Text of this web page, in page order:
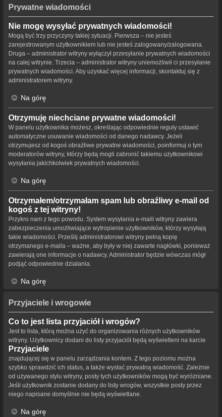
Prywatne wiadomości
Nie mogę wysyłać prywatnych wiadomości!
Mogą być trzy przyczyny takiej sytuacji. Pierwsza – nie jesteś
zarejestrowanym użytkownikiem lub nie jesteś zalogowany/zalogowana.
Druga – administrator witryny wyłączył przesyłanie prywatnych wiadomości
na całej witrynie. Trzecia – administrator witryny uniemożliwił ci przesyłanie
prywatnych wiadomości. Aby uzyskać więcej informacji, skontaktuj się z
administratorem witryny.
Na górę
Otrzymuję niechciane prywatne wiadomości!
W panelu użytkownika możesz, określając odpowiednie reguły ustawić
automatyczne usuwanie wiadomości od danego nadawcy. Jeżeli
otrzymujesz od kogoś obraźliwe prywatne wiadomości, poinformuj o tym
moderatorów witryny, którzy będą mogli zabronić takiemu użytkownikowi
wysyłania jakichkolwiek prywatnych wiadomości.
Na górę
Otrzymałem/otrzymałam spam lub obraźliwy e-mail od
kogoś z tej witryny!
Przykro nam z tego powodu. System wysyłania e-maili witryny zawiera
zabezpieczenia umożliwiające wytropienie użytkowników, którzy wysyłają
takie wiadomości. Prześlij administratorowi witryny pełną kopię
otrzymanego e-maila – ważne, aby były w niej zawarte nagłówki, ponieważ
zawierają one informacje o nadawcy. Administrator będzie wówczas mógł
podjąć odpowiednie działania.
Na górę
Przyjaciele i wrogowie
Co to jest lista przyjaciół i wrogów?
Jest to lista, którą można użyć do organizowania różnych użytkowników
witryny. Użytkownicy dodani do listy przyjaciół będą wyświetleni na karcie
Przyjaciele
znajdującej się w panelu zarządzania kontem. Z tego poziomu można
szybko sprawdzić ich status, a także wysłać prywatną wiadomość. Zależnie
od używanego stylu witryny, posty tych użytkowników mogą być wyróżniane.
Jeśli użytkownik zostanie dodany do listy wrogów, wszystkie posty przez
niego napisane domyślnie nie będą wyświetlane.
Na górę